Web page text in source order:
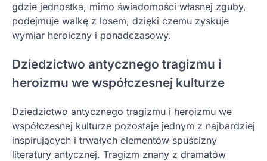
gdzie jednostka, mimo świadomości własnej zguby,
podejmuje walkę z losem, dzięki czemu zyskuje
wymiar heroiczny i ponadczasowy.
Dziedzictwo antycznego tragizmu i
heroizmu we współczesnej kulturze
Dziedzictwo antycznego tragizmu i heroizmu we
współczesnej kulturze pozostaje jednym z najbardziej
inspirujących i trwałych elementów spuścizny
literatury antycznej. Tragizm znany z dramatów